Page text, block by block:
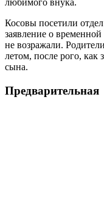
любимого внука.
Косовы посетили
заявление о
не возражали.
летом, после рого, как
сына.
Предварительная